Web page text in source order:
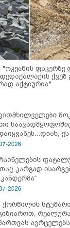
ფსკერზე
ქვეშ
აქტიურია"
2026
კარგად
2026
ქორწილის